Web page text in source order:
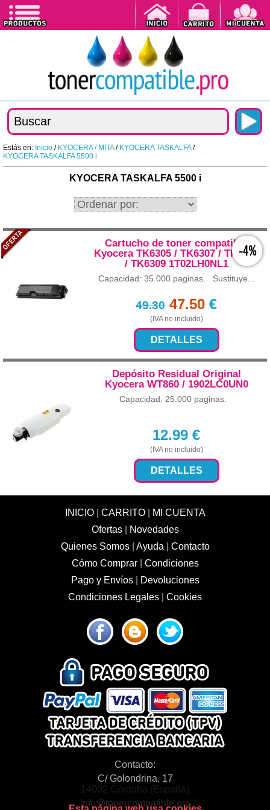
Estás en: Inicio / KYOCERA / MITA/ KYOCERA TASKALFA/
KYOCERA TASKALFA 5500 i
KYOCERA TASKALFA 5500 i
-4%
Cartucho de toner compatible
Kyocera TK6305 / TK6307 / TK6308
/ TK6309 1T02LH0NL1
Capacidad: 35.000 paginas. Sustituye...
49.30 47.50 €
(IVA no incluido)
DETALLES
Depósito Residual Original
Kyocera WT860 / 1902LC0UN0
Capacidad: 25.000 paginas.
12.99 €
(IVA no incluido)
DETALLES
INICIO| CARRITO|
MI CUENTA
Ofertas|
Novedades
Quienes Somos| Ayuda
Contacto
Cómo Comprar| Condiciones
Pago y Envíos|
Devoluciones
Condiciones Legales
Cookies
Contacto:
C/ Golondrina, 17
14002 Córdoba (España)
info@tonercompatible.pro